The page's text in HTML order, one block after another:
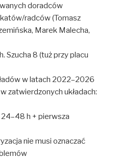
doradców
radców (Tomasz
Marek Malecha,
Szucha 8 (tuż przy placu
w latach 2022–2026
zatwierdzonych układach:
24–48 h + pierwsza
nie musi oznaczać